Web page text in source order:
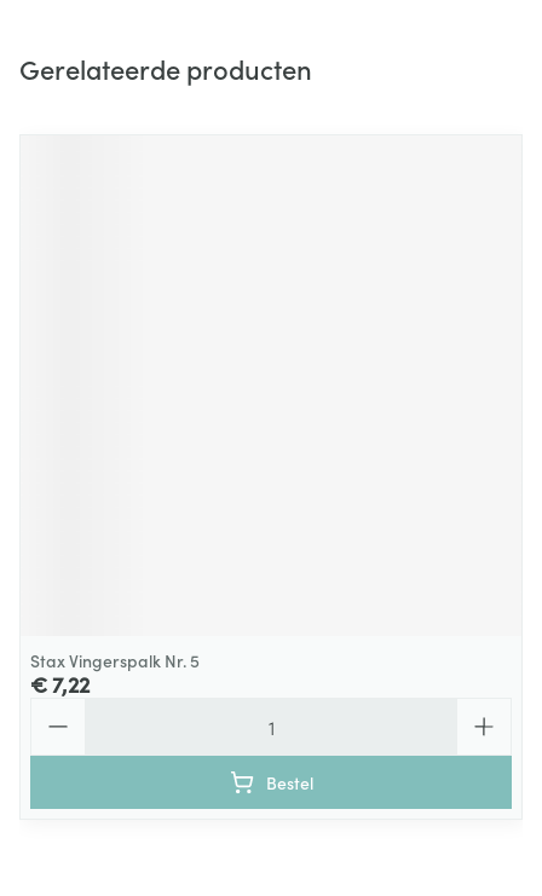
Gerelateerde producten
Stax Vingerspalk Nr. 5
€ 7,22
Bestel